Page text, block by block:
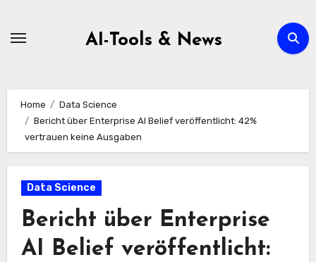
AI-Tools & News
Home
Data Science
Bericht über Enterprise AI Belief veröffentlicht: 42%
vertrauen keine Ausgaben
Data Science
Bericht über Enterprise
AI Belief veröffentlicht: